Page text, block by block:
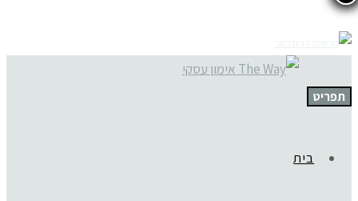
תפריט
בית